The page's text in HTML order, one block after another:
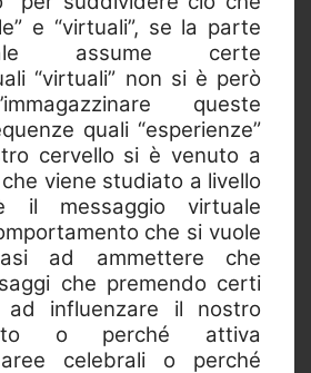
e “virtuali”, se la parte
assume certe
“virtuali” non si è però
queste
quali “esperienze”
cervello si è venuto a
viene studiato a livello
il messaggio virtuale
che si vuole
ad ammettere che
che premendo certi
influenzare il nostro
o perché attiva
celebrali o perché